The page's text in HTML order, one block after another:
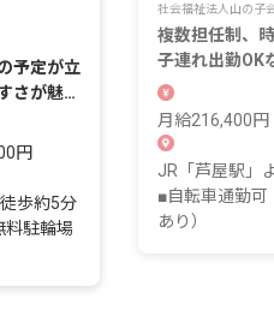
予定が立
さが魅力
円
歩約5分
料駐輪場
社会福祉法人山の子会
複数担任制、
子連れ出勤OK
さを追求した環
月給216,400
JR「芦屋駅」
■自転車通勤可
あり）